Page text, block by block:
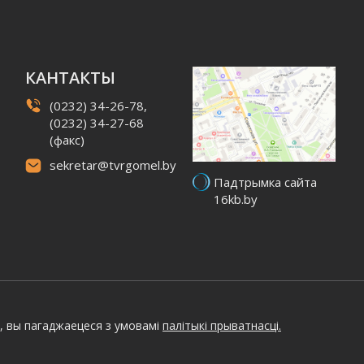
КАНТАКТЫ
(0232) 34-26-78,
(0232) 34-27-68
(факс)
sekretar@tvrgomel.by
Падтрымка сайта
16kb.by
пагаджаецеся з умовамі палітыкі прыватнасці.